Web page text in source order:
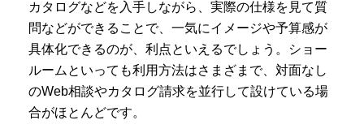
カタログなどを入手しながら、実際の仕様を見て質
問などができることで、一気にイメージや予算感が
具体化できるのが、利点といえるでしょう。ショー
ルームといっても利用方法はさまざまで、対面なし
のWeb相談やカタログ請求を並行して設けている場
合がほとんどです。